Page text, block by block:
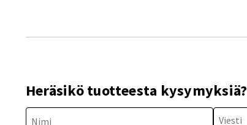
Heräsikö tuotteesta kysymyksiä?